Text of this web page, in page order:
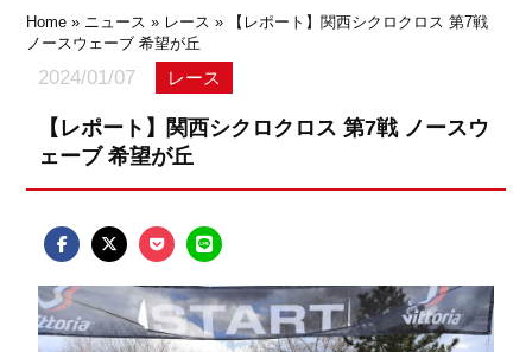
Home » ニュース » レース » 【レポート】関西シクロクロス 第7戦
ノースウェーブ 希望が丘
2024/01/07 レース
【レポート】関西シクロクロス 第7戦 ノースウ
ェーブ 希望が丘